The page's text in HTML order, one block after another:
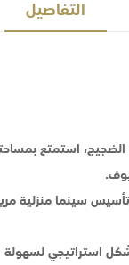
التفاصيل
عن الضجيج،
سينما منزلية
استراتيجي لسهولة